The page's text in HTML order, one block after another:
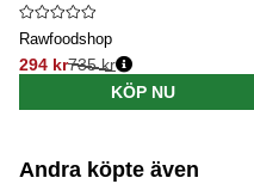
Rawfoodshop
294 kr
Ordinarie pris:
735 kr
KÖP NU
Andra köpte även